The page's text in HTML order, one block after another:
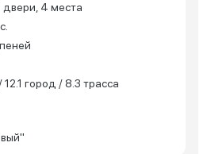
4 места
город / 8.3 трасса